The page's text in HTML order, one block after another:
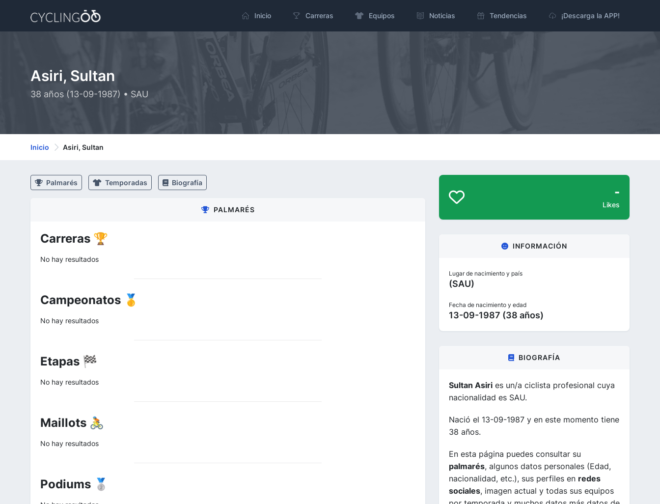
Inicio Carreras Equipos Noticias Tendencias ¡Descarga la APP!
Asiri, Sultan
38 años (13-09-1987) • SAU
Inicio Asiri, Sultan
Palmarés Temporadas Biografía
PALMARÉS
Carreras 🏆
No hay resultados
Campeonatos 🥇
No hay resultados
Etapas 🏁
No hay resultados
Maillots 🚴
No hay resultados
Podiums 🥈
-
Likes
INFORMACIÓN
Lugar de nacimiento y país
(SAU)
Fecha de nacimiento y edad
13-09-1987 (38 años)
BIOGRAFÍA
Sultan Asiri es un/a ciclista profesional cuya
nacionalidad es SAU.
Nació el 13-09-1987 y en este momento tiene
38 años.
En esta página puedes consultar su
palmarés, algunos datos personales (Edad,
nacionalidad, etc.), sus perfiles en redes
sociales, imagen actual y todas sus equipos